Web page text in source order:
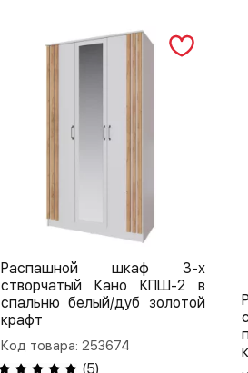
Распашной шкаф 3-х
створчатый Кано КПШ-2 в
спальню белый/дуб золотой
крафт
Код товара: 253674
(5)